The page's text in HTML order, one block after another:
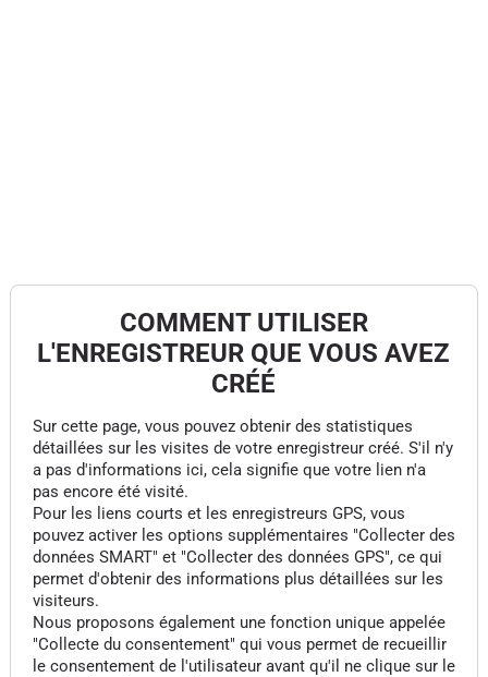
COMMENT UTILISER
L'ENREGISTREUR QUE VOUS AVEZ
CRÉÉ
Sur cette page, vous pouvez obtenir des statistiques
détaillées sur les visites de votre enregistreur créé. S'il n'y
a pas d'informations ici, cela signifie que votre lien n'a
pas encore été visité.
Pour les liens courts et les enregistreurs GPS, vous
pouvez activer les options supplémentaires "Collecter des
données SMART" et "Collecter des données GPS", ce qui
permet d'obtenir des informations plus détaillées sur les
visiteurs.
Nous proposons également une fonction unique appelée
"Collecte du consentement" qui vous permet de recueillir
le consentement de l'utilisateur avant qu'il ne clique sur le